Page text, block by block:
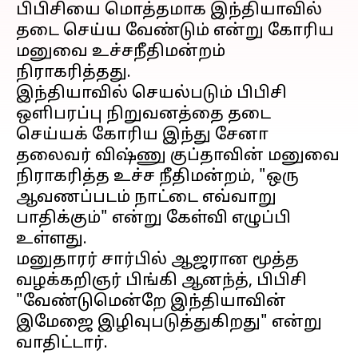
பிபிசியை மொத்தமாக இந்தியாவில்
தடை செய்ய வேண்டும் என்று கோரிய
மனுவை உச்சநீதிமன்றம்
நிராகரித்தது.
இந்தியாவில் செயல்படும் பிபிசி
ஒளிபரப்பு நிறுவனத்தை தடை
செய்யக் கோரிய இந்து சேனா
தலைவர் விஷ்ணு குப்தாவின் மனுவை
நிராகரித்த உச்ச நீதிமன்றம், "ஒரு
ஆவணப்படம் நாட்டை எவ்வாறு
பாதிக்கும்" என்று கேள்வி எழுப்பி
உள்ளது.
மனுதாரர் சார்பில் ஆஜரான மூத்த
வழக்கறிஞர் பிங்கி ஆனந்த், பிபிசி
"வேண்டுமென்றே இந்தியாவின்
இமேஜை இழிவுபடுத்துகிறது" என்று
வாதிட்டார்.